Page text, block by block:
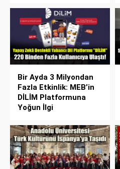
Bir Ayda 3 Milyondan
Fazla Etkinlik: MEB’in
DİLİM Platformuna
Yoğun İlgi